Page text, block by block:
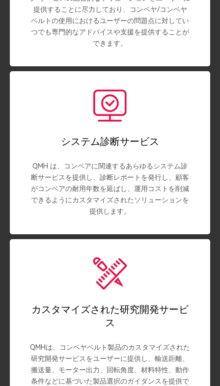
提供することに尽力しており、コンベヤ/コンベヤ
ベルトの使用におけるユーザーの問題点に対してい
つでも専門的なアドバイスや支援を提供することが
できます。
システム診断サービス
QMH は、コンベアに関連するあらゆるシステム診
断サービスを提供し、診断レポートを発行し、顧客
がコンベアの耐用年数を延ばし、運用コストを削減
できるようにカスタマイズされたソリューションを
提供します。
カスタマイズされた研究開発サービ
ス
QMHは、コンベヤベルト製品のカスタマイズされた
研究開発サービスをユーザーに提供し、輸送距離、
搬送量、モーター出力、回転角度、材料特性、動作
条件などに基づいた製品選択のガイダンスを提供で